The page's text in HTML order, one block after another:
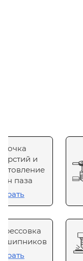
и
паза